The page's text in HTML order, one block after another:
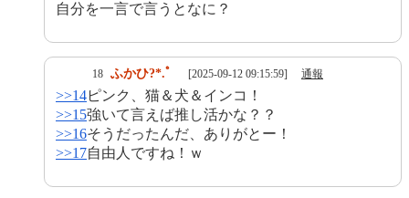
自分を一言で言うとなに？
18 ふかひ?*.ﾟ [2025-09-12 09:15:59] 通報
>>14ピンク、猫＆犬＆インコ！
>>15強いて言えば推し活かな？？
>>16そうだったんだ、ありがとー！
>>17自由人ですね！ｗ